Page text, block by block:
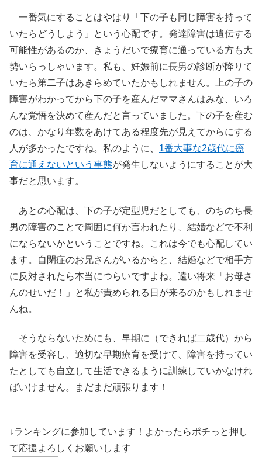
一番気にすることはやはり「下の子も同じ障害を持って
いたらどうしよう」という心配です。発達障害は遺伝する
可能性があるのか、きょうだいで療育に通っている方も大
勢いらっしゃいます。私も、妊娠前に長男の診断が降りて
いたら第二子はあきらめていたかもしれません。上の子の
障害がわかってから下の子を産んだママさんはみな、いろ
んな覚悟を決めて産んだと言っていました。下の子を産む
のは、かなり年数をあけてある程度先が見えてからにする
人が多かったですね。私のように、 1番大事な2歳代に療
育に通えないという事態が発生しないようにすることが大
事だと思います。
あとの心配は、下の子が定型児だとしても、のちのち長
男の障害のことで周囲に何か言われたり、結婚などで不利
にならないかということですね。これは今でも心配してい
ます。自閉症のお兄さんがいるからと、結婚などで相手方
に反対されたら本当につらいですよね。遠い将来「お母さ
んのせいだ！」と私が責められる日が来るのかもしれませ
んね。
そうならないためにも、早期に（できれば二歳代）から
障害を受容し、適切な早期療育を受けて、障害を持ってい
たとしても自立して生活できるように訓練していかなけれ
ばいけません。まだまだ頑張ります！
↓ランキングに参加しています！よかったらポチっと押し
て応援よろしくお願いします